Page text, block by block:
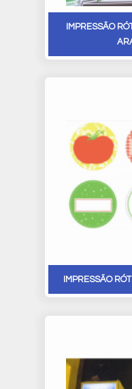
IMPRESSÃO
IMPRESSÃO